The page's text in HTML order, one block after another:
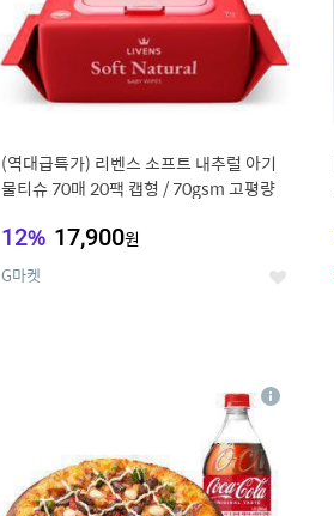
(역대급특가) 리벤스 소프트 내추럴 아기
물티슈 70매 20팩 캡형 / 70gsm 고평량
12% 17,900원
G마켓 좋
상